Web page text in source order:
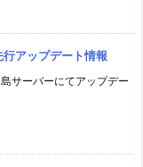
アップデート情報
サーバーにてアップデー